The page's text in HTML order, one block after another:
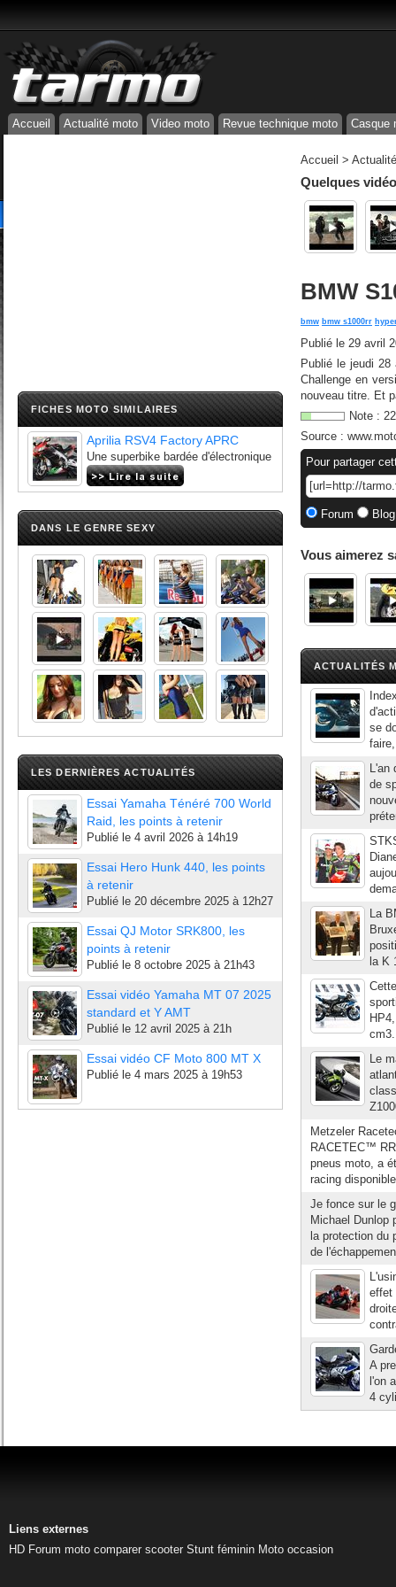
Accueil Actualité moto Video moto Revue technique moto Casque
FICHES MOTO SIMILAIRES
Aprilia RSV4 Factory APRC
Une superbike bardée d'électronique
DANS LE GENRE SEXY
LES DERNIÈRES ACTUALITÉS
Essai Yamaha Ténéré 700 World
Raid, les points à retenir
Publié le 4 avril 2026 à 14h19
Essai Hero Hunk 440, les points
à retenir
Publié le 20 décembre 2025 à 12h27
Essai QJ Motor SRK800, les
points à retenir
Publié le 8 octobre 2025 à 21h43
Essai vidéo Yamaha MT 07 2025
standard et Y AMT
Publié le 12 avril 2025 à 21h
Essai vidéo CF Moto 800 MT X
Publié le 4 mars 2025 à 19h53
Accueil >
Quelques
BMW
bmw bmw s1000rr
Publié le 29 avril
Publié le jeudi
Challenge en
nouveau titre. Et
Note : 22
Source :
Pour partager
Forum
Vous aimerez
ACTUALITÉS
se
L'an
de
La
la K
Le
Metzeler
RACETEC™
pneus moto, a
racing
Je fonce sur le
Michael Dunlop
la protection du
de
effet
A
l'on
4
Liens externes
HD Forum moto comparer scooter Stunt féminin Moto occasion